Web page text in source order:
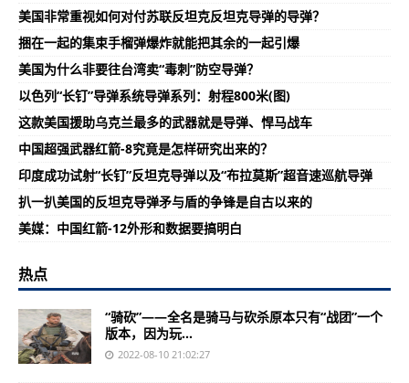
美国非常重视如何对付苏联反坦克反坦克导弹的导弹？
捆在一起的集束手榴弹爆炸就能把其余的一起引爆
美国为什么非要往台湾卖“毒刺”防空导弹？
以色列“长钉”导弹系统导弹系列：射程800米(图)
这款美国援助乌克兰最多的武器就是导弹、悍马战车
中国超强武器红箭-8究竟是怎样研究出来的？
印度成功试射“长钉”反坦克导弹以及“布拉莫斯”超音速巡航导弹
扒一扒美国的反坦克导弹矛与盾的争锋是自古以来的
美媒：中国红箭-12外形和数据要搞明白
热点
“骑砍”——全名是骑马与砍杀原本只有“战团”一个
版本，因为玩...
2022-08-10 21:02:27